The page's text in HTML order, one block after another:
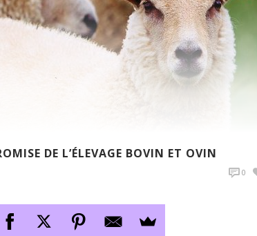
DE L’ÉLEVAGE BOVIN ET OVIN
0